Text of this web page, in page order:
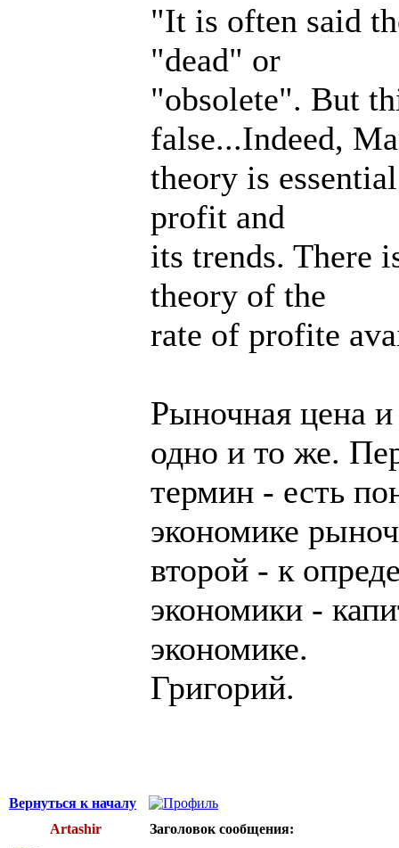
"It is often said
"dead" or
"obsolete". But
false...Indeed,
theory is
profit and
its trends. There
theory of the
rate of profite
Рыночная цена и
одно и то же.
термин - есть
экономике
второй - к
экономики -
экономике.
Григорий.
Вернуться к началу
Artashir
Заголовок сообщения: